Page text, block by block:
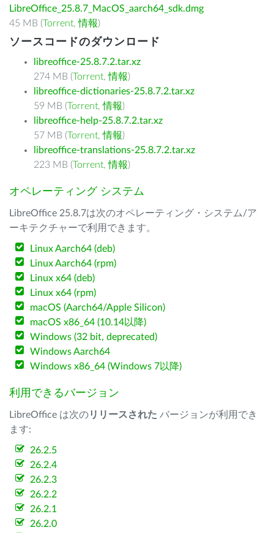
LibreOffice_25.8.7_MacOS_aarch64_sdk.dmg
45 MB (Torrent,情報)
ソースコードのダウンロード
libreoffice-25.8.7.2.tar.xz
274 MB (Torrent,情報)
libreoffice-dictionaries-25.8.7.2.tar.xz
59 MB (Torrent,情報)
libreoffice-help-25.8.7.2.tar.xz
57 MB (Torrent,情報)
libreoffice-translations-25.8.7.2.tar.xz
223 MB (Torrent,情報)
オペレーティング システム
LibreOffice 25.8.7は次のオペレーティング・システム/ア
ーキテクチャーで利用できます。
Linux Aarch64 (deb)
Linux Aarch64 (rpm)
Linux x64 (deb)
Linux x64 (rpm)
macOS (Aarch64/Apple Silicon)
macOS x86_64 (10.14以降)
Windows (32 bit, deprecated)
Windows Aarch64
Windows x86_64 (Windows 7以降)
利用できるバージョン
LibreOffice は次のリリースされた バージョンが利用でき
ます:
26.2.5
26.2.4
26.2.3
26.2.2
26.2.1
26.2.0